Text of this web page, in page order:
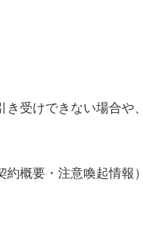
受けできない場合や
概要・注意喚起情報